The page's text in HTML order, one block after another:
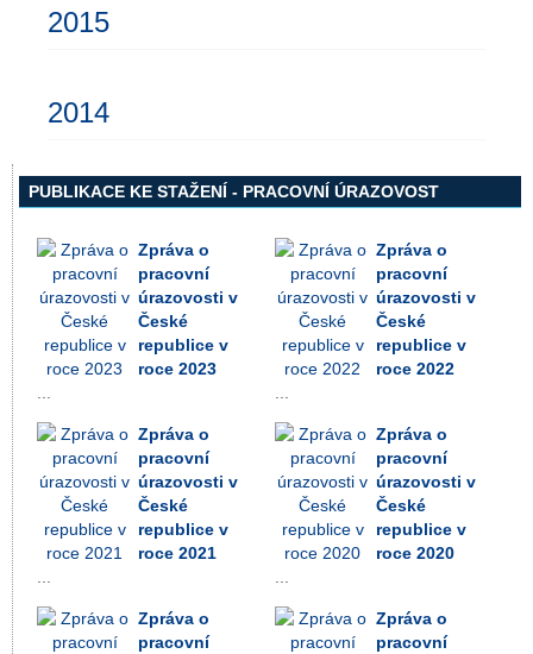
2015
2014
PUBLIKACE KE STAŽENÍ - PRACOVNÍ ÚRAZOVOST
Zpráva o
pracovní
úrazovosti v
České
republice v
roce 2023
...
Zpráva o
pracovní
úrazovosti v
České
republice v
roce 2022
...
Zpráva o
pracovní
úrazovosti v
České
republice v
roce 2021
...
Zpráva o
pracovní
úrazovosti v
České
republice v
roce 2020
...
Zpráva o
pracovní
Zpráva o
pracovní